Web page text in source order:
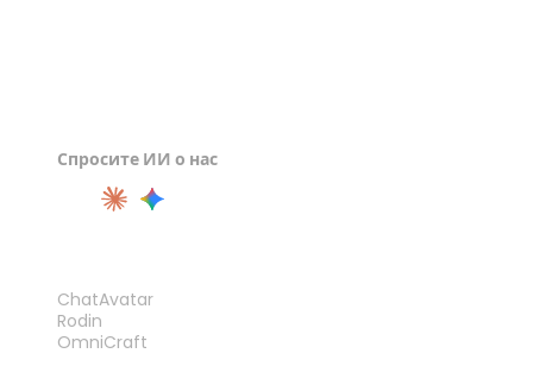
Спросите ИИ о нас
ChatAvatar
Rodin
OmniCraft